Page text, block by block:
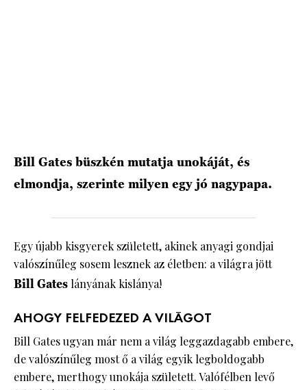
Bill Gates büszkén mutatja unokáját, és
elmondja, szerinte milyen egy jó nagypapa.
Egy újabb kisgyerek született, akinek anyagi gondjai
valószínűleg sosem lesznek az életben: a világra jött
Bill Gates lányának kislánya!
AHOGY FELFEDEZED A VILÁGOT
Bill Gates ugyan már nem a világ leggazdagabb embere,
de valószínűleg most ő a világ egyik legboldogabb
embere, merthogy unokája született. Valófélben levő